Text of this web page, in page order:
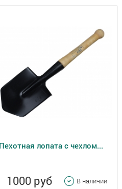
Пехотная лопата с чехлом...
1000 руб В наличии